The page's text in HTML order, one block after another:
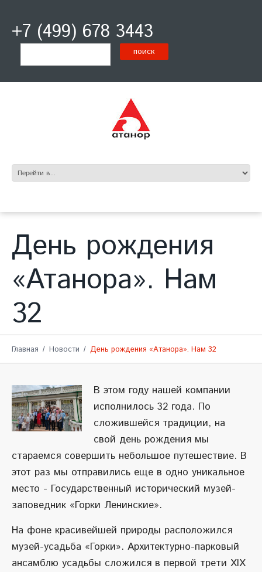
+7 (499) 678 3443
День рождения
«Атанора». Нам
32
Главная Новости День рождения «Атанора». Нам 32
В этом году нашей компании
исполнилось 32 года. По
сложившейся традиции, на
свой день рождения мы
стараемся совершить небольшое путешествие. В
этот раз мы отправились еще в одно уникальное
место - Государственный исторический музей-
заповедник «Горки Ленинские».
На фоне красивейшей природы расположился
музей-усадьба «Горки». Архитектурно-парковый
ансамблю усадьбы сложился в первой трети XIX